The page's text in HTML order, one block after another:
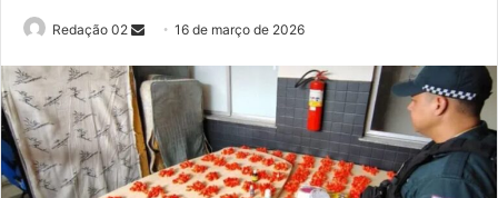
Redação 02
Send
email
16 de março de 2026